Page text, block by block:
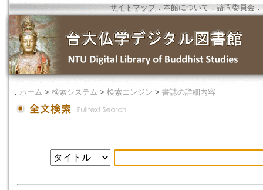
サイトマップ．本館について ． 諮問委員会 ．
． ホーム > 検索システム > 検索エンジン > 書誌の詳細内容